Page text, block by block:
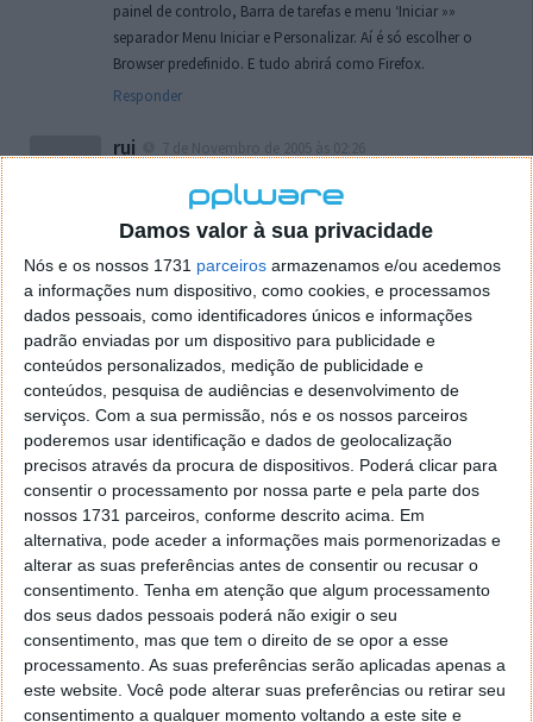
Damos valor à sua privacidade
Nós e os nossos 1731 parceiros armazenamos e/ou acedemos
a informações num dispositivo, como cookies, e processamos
dados pessoais, como identificadores únicos e informações
padrão enviadas por um dispositivo para publicidade e
conteúdos personalizados, medição de publicidade e
conteúdos, pesquisa de audiências e desenvolvimento de
serviços. Com a sua permissão, nós e os nossos parceiros
poderemos usar identificação e dados de geolocalização
precisos através da procura de dispositivos. Poderá clicar para
consentir o processamento por nossa parte e pela parte dos
nossos 1731 parceiros, conforme descrito acima. Em
alternativa, pode aceder a informações mais pormenorizadas e
alterar as suas preferências antes de consentir ou recusar o
consentimento. Tenha em atenção que algum processamento
dos seus dados pessoais poderá não exigir o seu
consentimento, mas que tem o direito de se opor a esse
processamento. As suas preferências serão aplicadas apenas a
este website. Você pode alterar suas preferências ou retirar seu
consentimento a qualquer momento voltando a este site e
painel de controlo, Barra de tarefas e menu ‘Iniciar »»
separador Menu Iniciar e Personalizar. Aí é só escolher o
Browser predefinido. E tudo abrirá como Firefox.
Responder
rui
localizaçao referida n se encontra la nada k me permita por
o firefox como browser predefenido
Ja percorri o painel
tentei apagar o explorer na tentativa de forçar o uso do
firefox mas em vao. Kaso te lembres de outra dica fico
agradecido, caso contrario obrigado a mesma
Responder
Vítor M.
7 de Novembro de 2005 às 01:39
@Reporter
Desculpa mas o link funciona. Seja como for segue por mail
o MSn Messenger 8.
Responder
Vítor M.
@Rui
Tens de encontrar o que te falei. Faz da seguinte maneira,
janela iniciar e no topo dessa janela com o botão direito do
rato faz propriedades. Depois no separador Menu ‘Iniciar’
clica no botão ‘Personalizar’ aí encontrarás no separador